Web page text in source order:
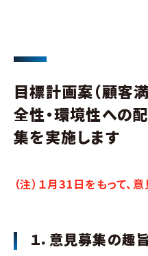
目標計画案（顧客
全性・環境性への
集を実施します
（注）１月31日をもって、
１．意見募集の趣